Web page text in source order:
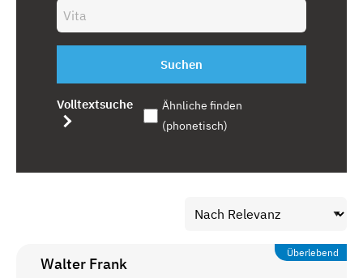
Suchen
Volltextsuche
Ähnliche finden
(phonetisch)
Überlebend
Walter Frank